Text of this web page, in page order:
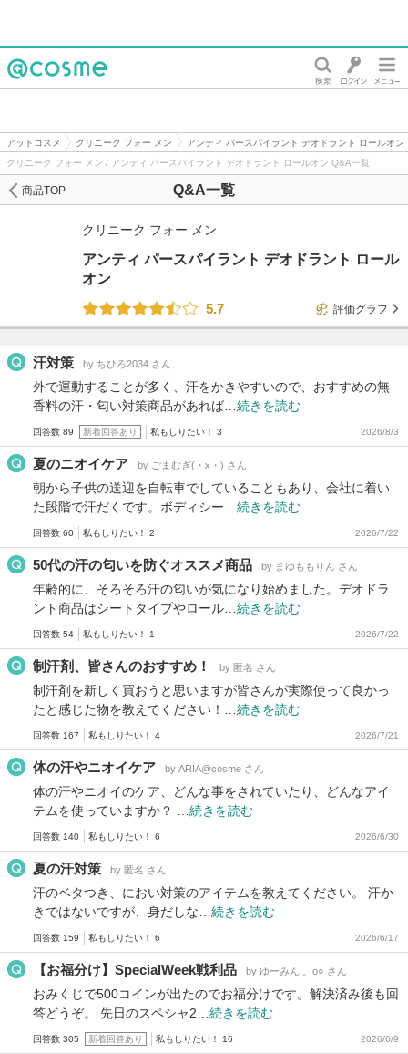
アットコスメ クリニーク フォー メン
アンティ パースパイラント デオドラント ロールオン
クリニーク フォー メン / アンティ パースパイラント デオドラント ロールオン Q&A一覧
Q&A一覧
商品TOP
クリニーク フォー メン
アンティ パースパイラント デオドラント ロール
オン
5.7
評価グラフ
汗対策 by ちひろ2034 さん
外で運動することが多く、汗をかきやすいので、おすすめの無
香料の汗・匂い対策商品があれば… 続きを読む
回答数 89 新着回答あり 私もしりたい！ 3 2026/8/3
夏のニオイケア by ごまむぎ(・x・) さん
朝から子供の送迎を自転車でしていることもあり、会社に着い
た段階で汗だくです。ボディシー… 続きを読む
回答数 60 私もしりたい！ 2 2026/7/22
50代の汗の匂いを防ぐオススメ商品 by まゆももりん さん
年齢的に、そろそろ汗の匂いが気になり始めました。デオドラ
ント商品はシートタイプやロール… 続きを読む
回答数 54 私もしりたい！ 1 2026/7/22
制汗剤、皆さんのおすすめ！ by 匿名 さん
制汗剤を新しく買おうと思いますが皆さんが実際使って良かっ
たと感じた物を教えてください！… 続きを読む
回答数 167 私もしりたい！ 4 2026/7/21
体の汗やニオイケア by ARIA@cosme さん
体の汗やニオイのケア、どんな事をされていたり、どんなアイ
テムを使っていますか？ … 続きを読む
回答数 140 私もしりたい！ 6 2026/6/30
夏の汗対策 by 匿名 さん
汗のベタつき、におい対策のアイテムを教えてください。 汗か
きではないですが、身だしな… 続きを読む
回答数 159 私もしりたい！ 6 2026/6/17
【お福分け】SpecialWeek戦利品 by ゆーみん.。o○ さん
おみくじで500コインが出たのでお福分けです。解決済み後も回
答どうぞ。 先日のスペシャ2… 続きを読む
回答数 305 新着回答あり 私もしりたい！ 16 2026/6/9